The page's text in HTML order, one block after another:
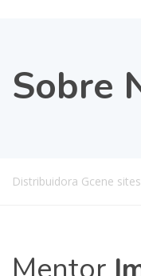
Sobre
Distribuidora Gcene sites